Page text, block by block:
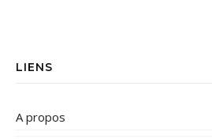
LIENS
A propos